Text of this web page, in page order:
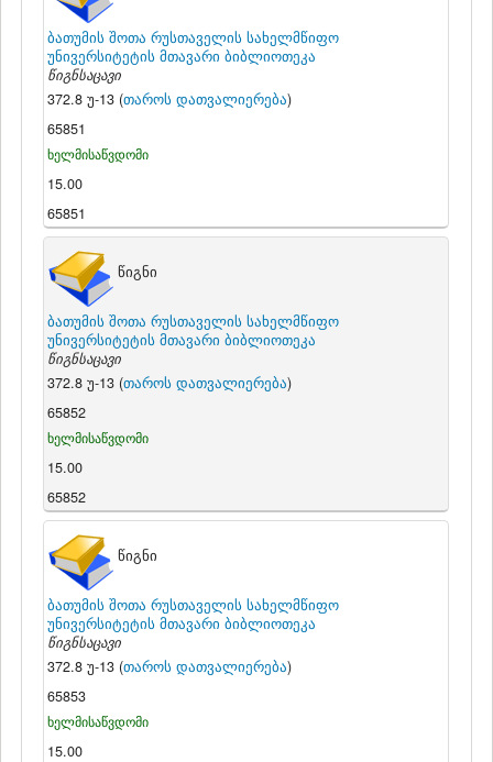
ბათუმის შოთა რუსთაველის სახელმწიფო
უნივერსიტეტის მთავარი ბიბლიოთეკა
წიგნსაცავი
372.8 უ-13 (თაროს დათვალიერება)
65851
ხელმისაწვდომი
15.00
65851
წიგნი
ბათუმის შოთა რუსთაველის სახელმწიფო
უნივერსიტეტის მთავარი ბიბლიოთეკა
წიგნსაცავი
372.8 უ-13 (თაროს დათვალიერება)
65852
ხელმისაწვდომი
15.00
65852
წიგნი
ბათუმის შოთა რუსთაველის სახელმწიფო
უნივერსიტეტის მთავარი ბიბლიოთეკა
წიგნსაცავი
372.8 უ-13 (თაროს დათვალიერება)
65853
ხელმისაწვდომი
15.00